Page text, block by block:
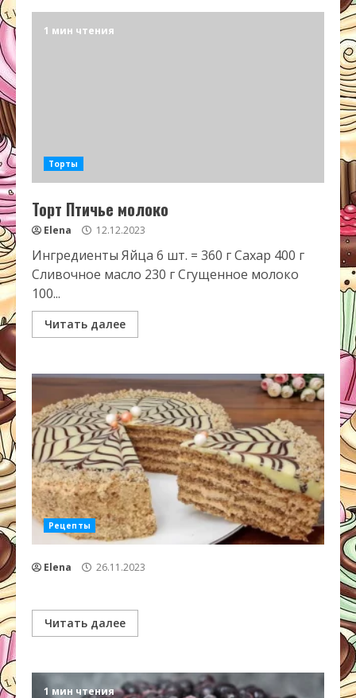
1 мин чтения
Торты
Торт Птичье молоко
Elena 12.12.2023
Ингредиенты Яйца 6 шт. = 360 г Сахар 400 г
Сливочное масло 230 г Сгущенное молоко
100...
Читать далее
Рецепты
Elena 26.11.2023
Читать далее
1 мин чтения